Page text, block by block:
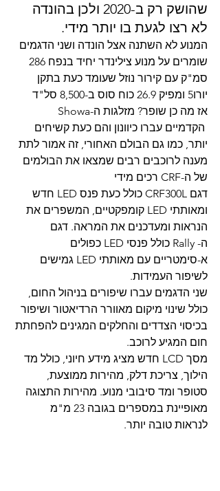
שהושק רק ב-2020 ולכן בהונדה
לא רצו לגעת בו יותר מידי.
המנוע לא השתנה אצל הונדה ושני הדגמים
סמ"ק עם קירור נוזל שעומד כעת בתקן
יורו5 ומפיק 26.9 כוח סוס ב-8,500 סל"ד
הקדמיים עברו כיוונון והם כעת קשיחים
יותר, כמו גם הבולם האחורי, זה אמור לתת
מענה לרוכבים רבים שמצאו את הבולמים
של ה-CRF רכים מידי
דגם CRF300L כולל כעת פנס LED חדש
ומאותתי LED קומפקטיים, המשפרים את
הנראות ומעדכנים את המראה. דגם
ה- Rally כולל פנסי LED כפולים
א-סימטריים עם מאותתי LED גמישים
לשיפור העמידות.
שני הדגמים עברו שיפורים בניהול החום,
כולל שינוי מיקום מאוורר הרדיאטור ושיפור
בכיסוי הצדדים והחלקים המגינים להפחתת
חום המגיע לרוכב.
מסך LCD חדש מציג מידע חיוני, כולל מד
הילוך, צריכת דלק, מהירות ממוצעת,
סטופר ומד סיבובי מנוע. מהירות התצוגה
מאופיינת במספרים בגובה 23 מ"מ
לנראות טובה יותר.